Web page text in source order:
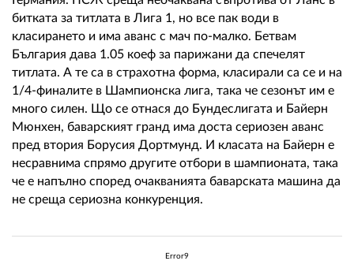
битката за титлата в Лига 1, но все пак води в
класирането и има аванс с мач по-малко. Бетвам
България дава 1.05 коеф за парижани да спечелят
титлата. А те са в страхотна форма, класирали са се и на
1/4-финалите в Шампионска лига, така че сезонът им е
много силен. Що се отнася до Бундеслигата и Байерн
Мюнхен, баварският гранд има доста сериозен аванс
пред втория Борусия Дортмунд. И класата на Байерн е
несравнима спрямо другите отбори в шампионата, така
че е напълно според очакванията баварската машина да
не среща сериозна конкуренция.
Error9